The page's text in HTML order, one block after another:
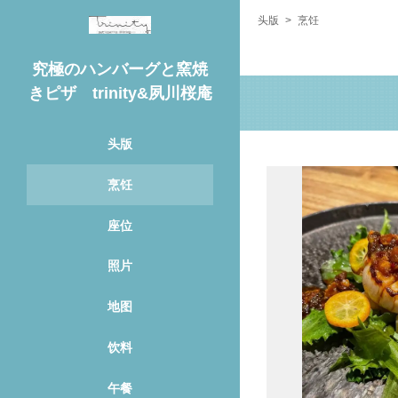
究極のハンバーグと窯焼
きピザ trinity&夙川桜庵
头版
烹饪
座位
照片
地图
饮料
午餐
头版 烹饪